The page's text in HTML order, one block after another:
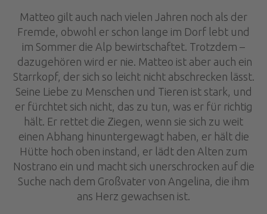
Matteo gilt auch nach vielen Jahren noch als der
Fremde, obwohl er schon lange im Dorf lebt und
im Sommer die Alp bewirtschaftet. Trotzdem –
dazugehören wird er nie. Matteo ist aber auch ein
Starrkopf, der sich so leicht nicht abschrecken lässt.
Seine Liebe zu Menschen und Tieren ist stark, und
er fürchtet sich nicht, das zu tun, was er für richtig
hält. Er rettet die Ziegen, wenn sie sich zu weit
einen Abhang hinuntergewagt haben, er hält die
Hütte hoch oben instand, er lädt den Alten zum
Nostrano ein und macht sich unerschrocken auf die
Suche nach dem Großvater von Angelina, die ihm
ans Herz gewachsen ist.